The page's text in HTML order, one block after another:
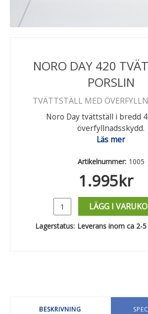
NORO DAY 420
PORSLIN
TVÄTTSTÄLL MED
Noro Day tvättställ i bredd
överfyllnadsskydd.
Läs mer
Artikelnummer: 1005
1.995kr
LÄGG I
Lagerstatus: Leverans inom ca 2-
BESKRIVNING